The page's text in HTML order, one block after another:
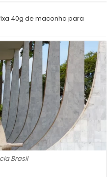
40g de maconha para
Brasil